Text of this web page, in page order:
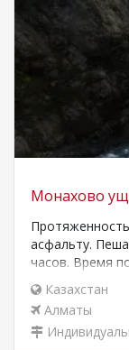
Монахово
асфальту.
часов. Время
Транспорт:
20-50 мест…
Казахстан
Алматы